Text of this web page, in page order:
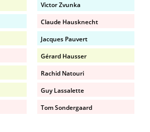
Victor Zvunka
Claude Hausknecht
Jacques Pauvert
Gérard Hausser
Rachid Natouri
Guy Lassalette
Tom Sondergaard